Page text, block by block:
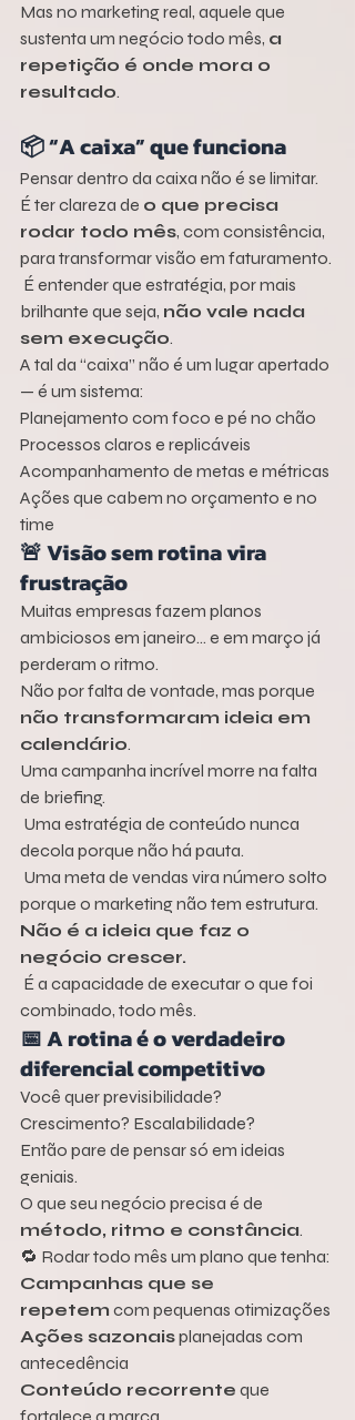
Mas no marketing real, aquele que
sustenta um negócio todo mês, a
repetição é onde mora o
resultado.
📦 “A caixa” que funciona
Pensar dentro da caixa não é se limitar.
É ter clareza de o que precisa
rodar todo mês, com consistência,
para transformar visão em faturamento.
É entender que estratégia, por mais
brilhante que seja, não vale nada
sem execução.
A tal da “caixa” não é um lugar apertado
— é um sistema:
Planejamento com foco e pé no chão
Processos claros e replicáveis
Acompanhamento de metas e métricas
Ações que cabem no orçamento e no
time
🚨 Visão sem rotina vira
frustração
Muitas empresas fazem planos
ambiciosos em janeiro… e em março já
perderam o ritmo.
Não por falta de vontade, mas porque
não transformaram ideia em
calendário.
Uma campanha incrível morre na falta
de briefing.
Uma estratégia de conteúdo nunca
decola porque não há pauta.
Uma meta de vendas vira número solto
porque o marketing não tem estrutura.
Não é a ideia que faz o
negócio crescer.
É a capacidade de executar o que foi
combinado, todo mês.
📅 A rotina é o verdadeiro
diferencial competitivo
Você quer previsibilidade?
Crescimento? Escalabilidade?
Então pare de pensar só em ideias
geniais.
O que seu negócio precisa é de
método, ritmo e constância.
🔁 Rodar todo mês um plano que tenha:
Campanhas que se
repetem com pequenas otimizações
Ações sazonais planejadas com
antecedência
Conteúdo recorrente que